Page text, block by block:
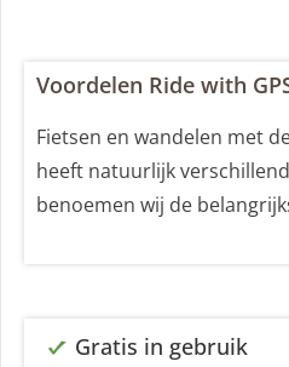
Voordelen Ride with
Fietsen en wandelen met
heeft natuurlijk
benoemen wij de
Gratis in gebruik